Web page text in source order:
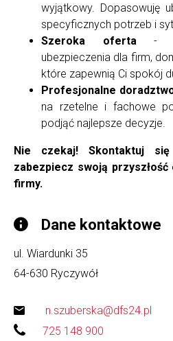
wyjątkowy. Dopasowuję
specyficznych potrzeb i
Szeroka oferta -
ubezpieczenia dla firm,
które zapewnią Ci spokój
Profesjonalne
na rzetelne i fachowe
podjąć najlepsze decyzje.
Nie czekaj! Skontaktuj
zabezpiecz swoją
firmy.
Dane kontaktowe
ul. Wiardunki 35
64-630 Ryczywół
n.szuberska@dfs24.pl
725 148 900